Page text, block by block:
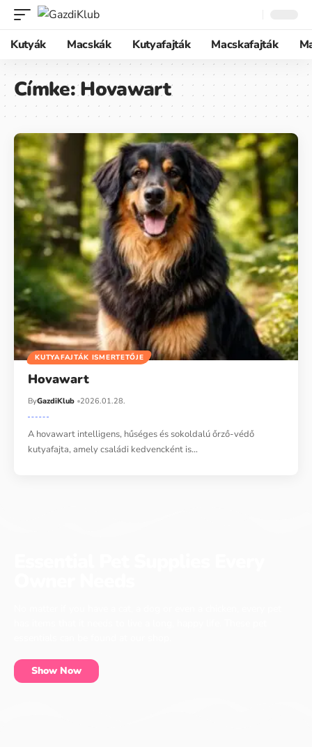
Kutyák Macskák Kutyafajták Macskafajták
Címke:Hovawart
KUTYAFAJTÁK ISMERTETŐJE
Hovawart
ByGazdiKlub 2026.01.28.
A hovawart intelligens, hűséges és sokoldalú őrző-védő
kutyafajta, amely családi kedvencként is…
Show Now